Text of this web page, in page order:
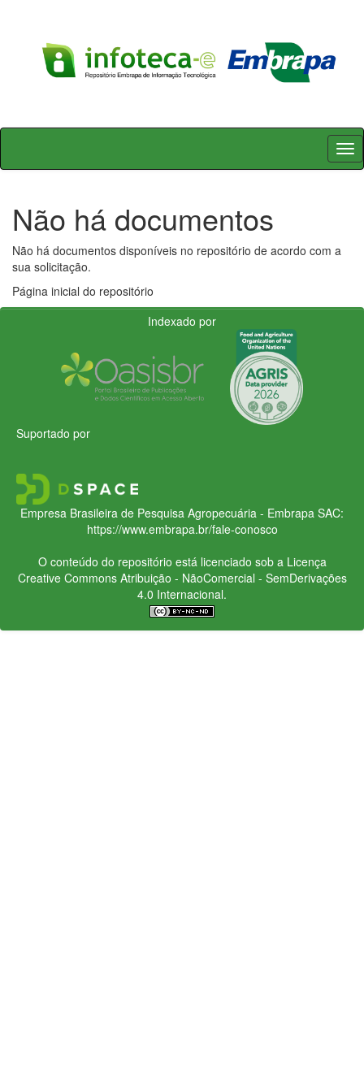
Skip
Não há documentos
Não há documentos disponíveis no repositório de acordo com a
sua solicitação.
Página inicial do repositório
Indexado por
Suportado por
Empresa Brasileira de Pesquisa Agropecuária - Embrapa SAC:
https://www.embrapa.br/fale-conosco
O conteúdo do repositório está licenciado sob a Licença
Creative CommonsAtribuição - NãoComercial - SemDerivações
4.0 Internacional.